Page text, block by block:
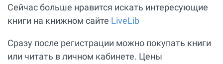
Сейчас больше нравится искать интересующие
книги на книжном сайте LiveLib
Сразу после регистрации можно покупать книги
или читать в личном кабинете. Цены